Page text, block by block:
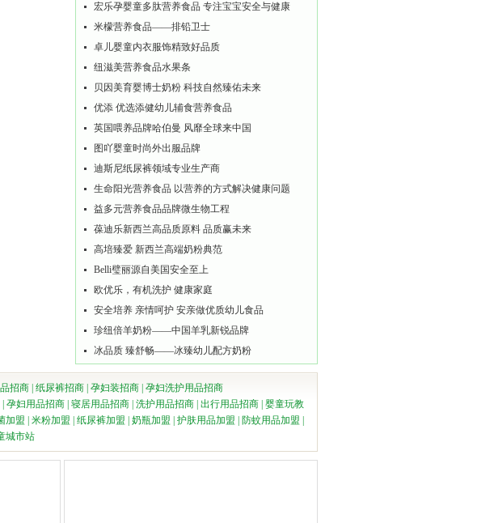
宏乐孕婴童多肽营养食品 专注宝宝安全与健康
米檬营养食品——排铅卫士
卓儿婴童内衣服饰精致好品质
纽滋美营养食品水果条
贝因美育婴博士奶粉 科技自然臻佑未来
优添 优选添健幼儿辅食营养食品
英国喂养品牌哈伯曼 风靡全球来中国
图吖婴童时尚外出服品牌
迪斯尼纸尿裤领域专业生产商
生命阳光营养食品 以营养的方式解决健康问题
益多元营养食品品牌微生物工程
葆迪乐新西兰高品质原料 品质赢未来
高培臻爱 新西兰高端奶粉典范
Belli璧丽源自美国安全至上
欧优乐，有机洗护 健康家庭
安全培养 亲情呵护 安亲做优质幼儿食品
珍纽倍羊奶粉——中国羊乳新锐品牌
冰品质 臻舒畅——冰臻幼儿配方奶粉
招商 纸尿裤招商 孕妇装招商 孕妇洗护用品招商
孕妇用品招商 寝居用品招商 洗护用品招商 出行用品招商 婴童玩教
加盟 米粉加盟 纸尿裤加盟 奶瓶加盟 护肤用品加盟 防蚊用品加盟
城市站